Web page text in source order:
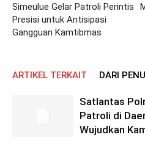
Simeulue Gelar Patroli Perintis
Presisi untuk Antisipasi
Gangguan Kamtibmas
ARTIKEL TERKAIT DARI
Satlantas
Patroli di
Wujudkan